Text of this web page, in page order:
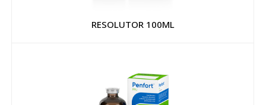
RESOLUTOR 100ML